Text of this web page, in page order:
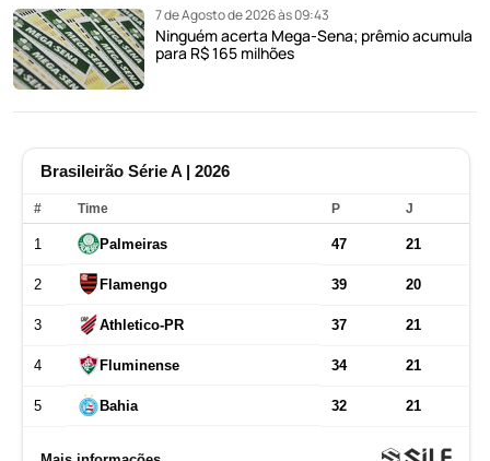
7 de Agosto de 2026 às 09:43
Ninguém acerta Mega-Sena; prêmio acumula
para R$ 165 milhões